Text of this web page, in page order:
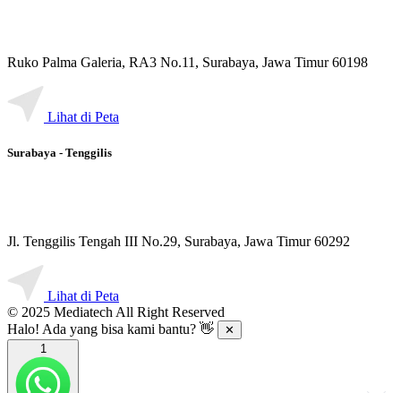
Ruko Palma Galeria, RA3 No.11, Surabaya, Jawa Timur 60198
Lihat di Peta
Surabaya - Tenggilis
Jl. Tenggilis Tengah III No.29, Surabaya, Jawa Timur 60292
Lihat di Peta
© 2025 Mediatech All Right Reserved
Halo! Ada yang bisa kami bantu? 👋
✕
1